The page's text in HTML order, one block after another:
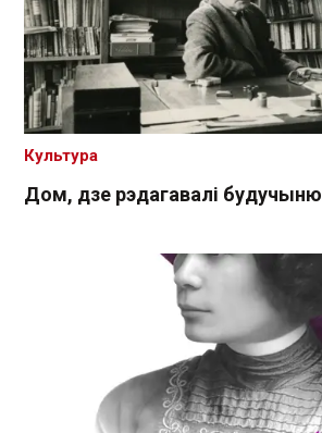
Дом, дзе рэдагавалі будучыню
Культура